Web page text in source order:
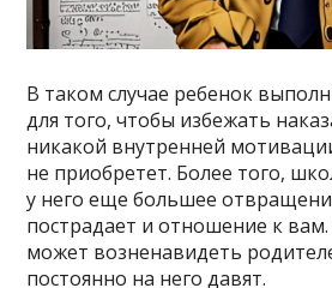
В таком случае ребенок
для того, чтобы избежать
никакой внутренней
не приобретет. Более того,
у него еще большее
пострадает и отношение к
может возненавидеть
постоянно на него давят.